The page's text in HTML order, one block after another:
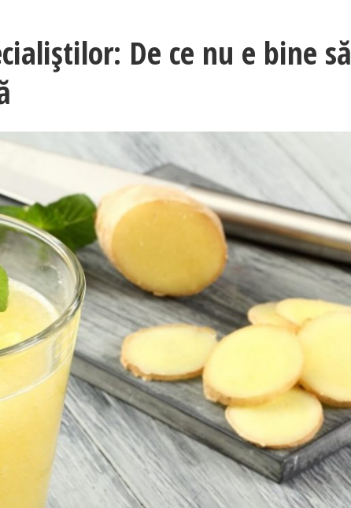
De ce nu e bine să